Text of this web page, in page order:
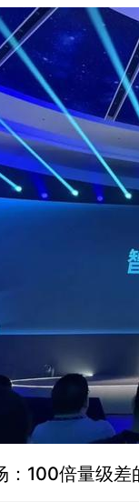
100倍量级差